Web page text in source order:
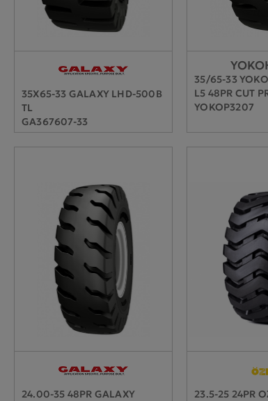
35X65-33 GALAXY LHD-500B
TL
GA367607-33
35/65-33
L5 48PR CUT
YOKOP3207
24.00-35 48PR GALAXY
23.5-25 24PR